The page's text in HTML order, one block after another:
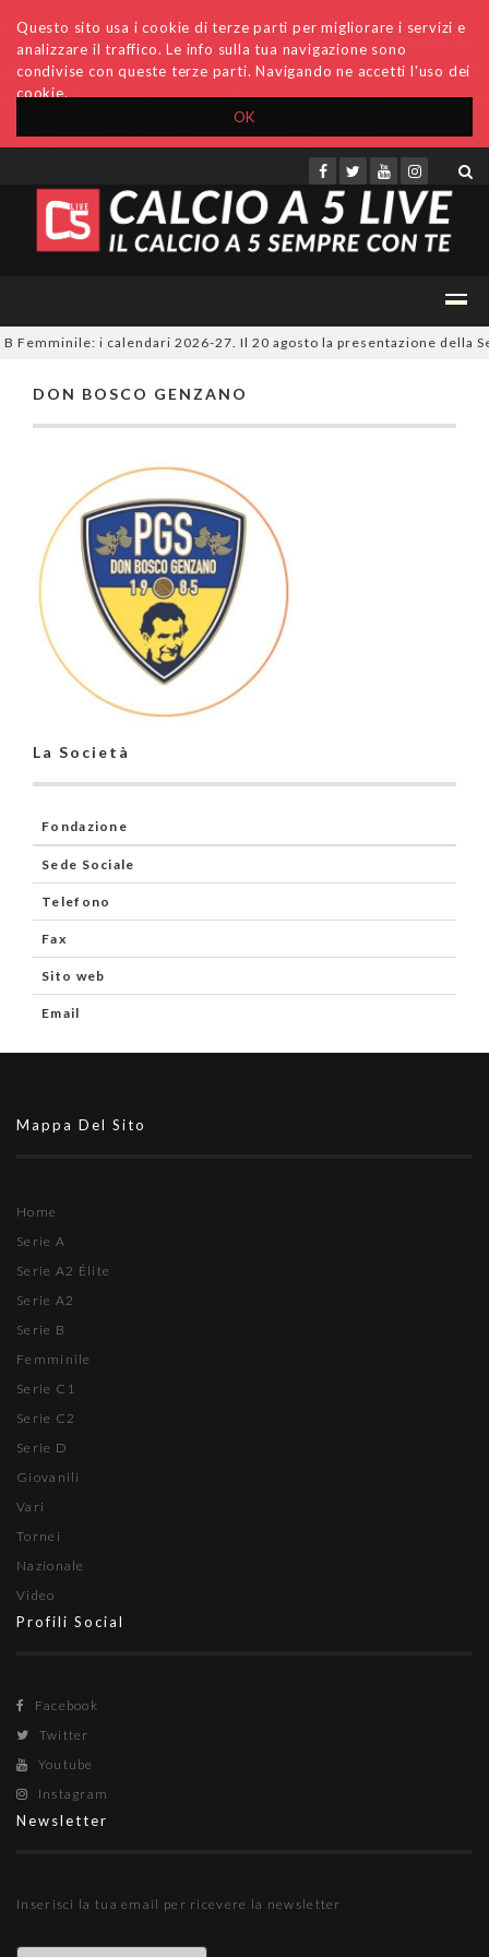
OK
Questo sito usa i cookie di terze parti per migliorare i servizi e
analizzare il traffico. Le info sulla tua navigazione sono
condivise con queste terze parti. Navigando ne accetti l'uso dei
cookie.
Accedi Archivio Invio comunicati Redazione
Femminile: i calendari 2026-27. Il 20 agosto la presentazione della
DON BOSCO GENZANO
La Società
Fondazione
Sede Sociale
Telefono
Fax
Sito web
Email
Mappa Del Sito
Home
Serie A
Serie A2 Élite
Serie A2
Serie B
Femminile
Serie C1
Serie C2
Serie D
Giovanili
Vari
Tornei
Nazionale
Video
Profili Social
Facebook
Twitter
Youtube
Instagram
Newsletter
Inserisci la tua email per ricevere la newsletter